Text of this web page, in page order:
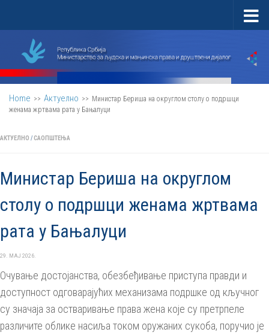
Home >> Актуелно >> Министар Бериша на округлом столу о подршци
женама жртвама рата у Бањалуци
АКТУЕЛНО /САОПШТЕЊА
Министар Бериша на округлом
столу о подршци женама жртвама
рата у Бањалуци
29. МАЈ 2026.
Oчување достојанства, обезбеђивање приступа правди и
доступност одговарајућих механизама подршке од кључног
су значаја за остваривање права жена које су претрпеле
различите облике насиља током оружаних сукоба, поручио је